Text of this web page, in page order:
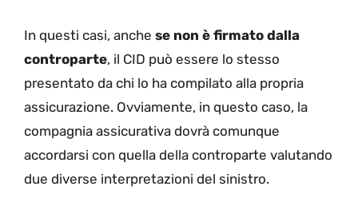
In questi casi, anche se non è firmato dalla
controparte, il CID può essere lo stesso
presentato da chi lo ha compilato alla propria
assicurazione. Ovviamente, in questo caso, la
compagnia assicurativa dovrà comunque
accordarsi con quella della controparte valutando
due diverse interpretazioni del sinistro.